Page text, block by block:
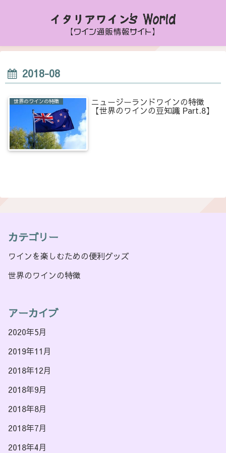
2018-08
世界のワインの特徴 ニュージーランドワインの特徴
【世界のワインの豆知識 Part.8】
カテゴリー
ワインを楽しむための便利グッズ
世界のワインの特徴
アーカイブ
2020年5月
2019年11月
2018年12月
2018年9月
2018年8月
2018年7月
2018年4月